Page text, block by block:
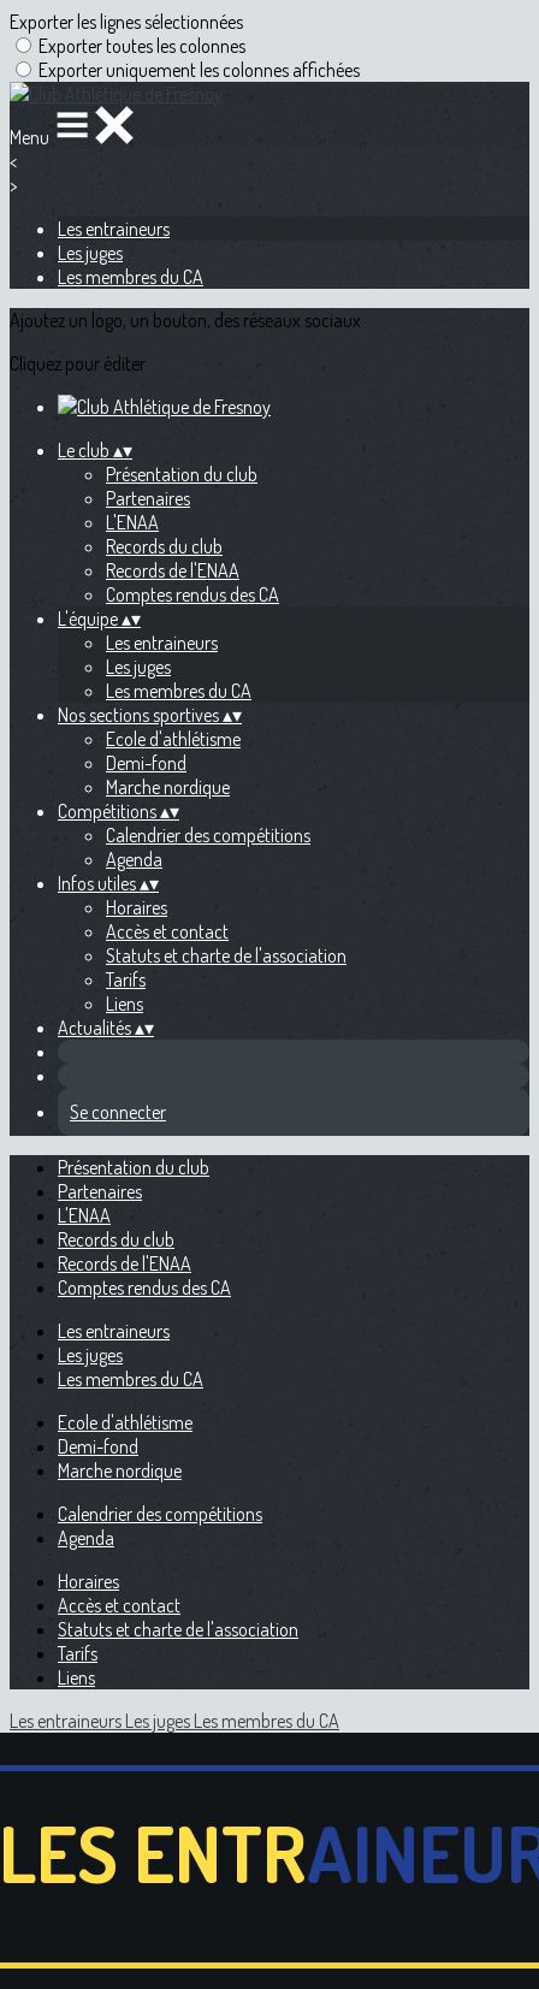
Exporter les lignes sélectionnées
Exporter toutes les colonnes
Exporter uniquement les colonnes affichées
Menu
<
>
Les entraineurs
Les juges
Les membres du CA
Ajoutez un logo, un bouton, des réseaux sociaux
Cliquez pour éditer
Le club ▴▾
Présentation du club
Partenaires
L'ENAA
Records du club
Records de l'ENAA
Comptes rendus des CA
L'équipe▴▾
Les entraineurs
Les juges
Les membres du CA
Nos sections sportives▴▾
Ecole d'athlétisme
Demi-fond
Marche nordique
Compétitions▴▾
Calendrier des compétitions
Agenda
Infos utiles▴▾
Horaires
Accès et contact
Statuts et charte de l'association
Tarifs
Liens
Actualités▴▾
Se connecter
Présentation du club
Partenaires
L'ENAA
Records du club
Records de l'ENAA
Comptes rendus des CA
Les entraineurs
Les juges
Les membres du CA
Ecole d'athlétisme
Demi-fond
Marche nordique
Calendrier des compétitions
Agenda
Horaires
Accès et contact
Statuts et charte de l'association
Tarifs
Liens
Les entraineurs Les juges Les membres du CA
ENTR